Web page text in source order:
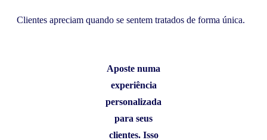
Clientes apreciam quando se sentem tratados de forma única.
Aposte numa
experiência
personalizada
para seus
clientes. Isso